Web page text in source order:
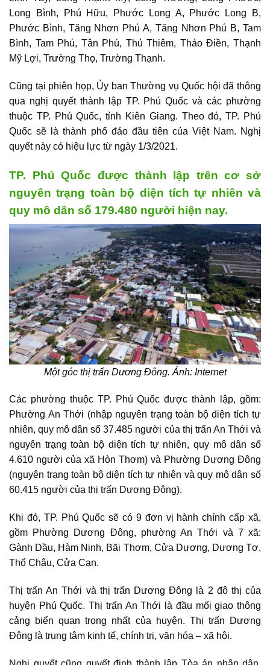
Long Bình, Phú Hữu, Phước Long A, Phước Long B,
Phước Bình, Tăng Nhơn Phú A, Tăng Nhơn Phú B, Tam
Bình, Tam Phú, Tân Phú, Thủ Thiêm, Thảo Điền, Thạnh
Mỹ Lợi, Trường Thọ, Trường Thạnh.
Cũng tại phiên họp, Ủy ban Thường vụ Quốc hội đã thông
qua nghị quyết thành lập TP. Phú Quốc và các phường
thuộc TP. Phú Quốc, tỉnh Kiên Giang. Theo đó, TP. Phú
Quốc sẽ là thành phố đảo đầu tiên của Việt Nam. Nghị
quyết này có hiệu lực từ ngày 1/3/2021.
TP. Phú Quốc được thành lập trên cơ sở
nguyên trạng toàn bộ diện tích tự nhiên và
quy mô dân số 179.480 người hiện nay.
Một góc thị trấn Dương Đông. Ảnh: Internet
Các phường thuộc TP. Phú Quốc được thành lập, gồm:
Phường An Thới (nhập nguyên trạng toàn bộ diện tích tự
nhiên, quy mô dân số 37.485 người của thị trấn An Thới và
nguyên trạng toàn bộ diện tích tự nhiên, quy mô dân số
4.610 người của xã Hòn Thơm) và Phường Dương Đông
(nguyên trạng toàn bộ diện tích tự nhiên và quy mô dân số
60.415 người của thị trấn Dương Đông).
Khi đó, TP. Phú Quốc sẽ có 9 đơn vị hành chính cấp xã,
gồm Phường Dương Đông, phường An Thới và 7 xã:
Gành Dầu, Hàm Ninh, Bãi Thơm, Cửa Dương, Dương Tơ,
Thổ Châu, Cửa Cạn.
Thị trấn An Thới và thị trấn Dương Đông là 2 đô thị của
huyện Phú Quốc. Thị trấn An Thới là đầu mối giao thông
cảng biển quan trọng nhất của huyện. Thị trấn Dương
Đông là trung tâm kinh tế, chính trị, văn hóa – xã hội.